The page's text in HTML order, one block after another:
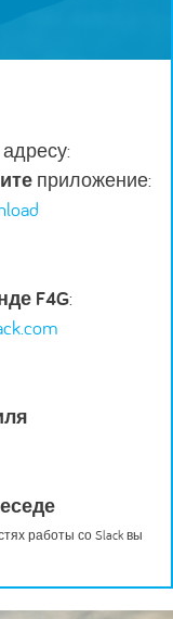
приложение:
F4G:
работы со Slack вы